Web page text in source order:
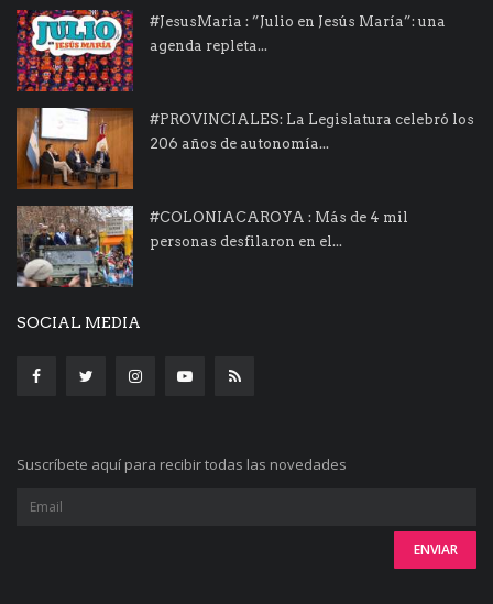
#JesusMaria : ”Julio en Jesús María”: una
agenda repleta...
#PROVINCIALES: La Legislatura celebró los
206 años de autonomía...
#COLONIACAROYA : Más de 4 mil
personas desfilaron en el...
SOCIAL MEDIA
Suscríbete aquí para recibir todas las novedades